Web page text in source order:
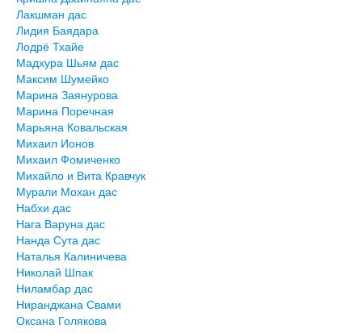
Лакшман дас
Лидия Баядара
Лодрё Тхайе
Мадхура Шьям дас
Максим Шумейко
Марина Заянурова
Марина Поречная
Марьяна Ковальская
Михаил Ионов
Михаил Фомиченко
Михайло и Вита Кравчук
Мурали Мохан дас
Набхи дас
Нага Варуна дас
Нанда Сута дас
Наталья Калиничева
Николай Шпак
Ниламбар дас
Ниранджана Свами
Оксана Голякова